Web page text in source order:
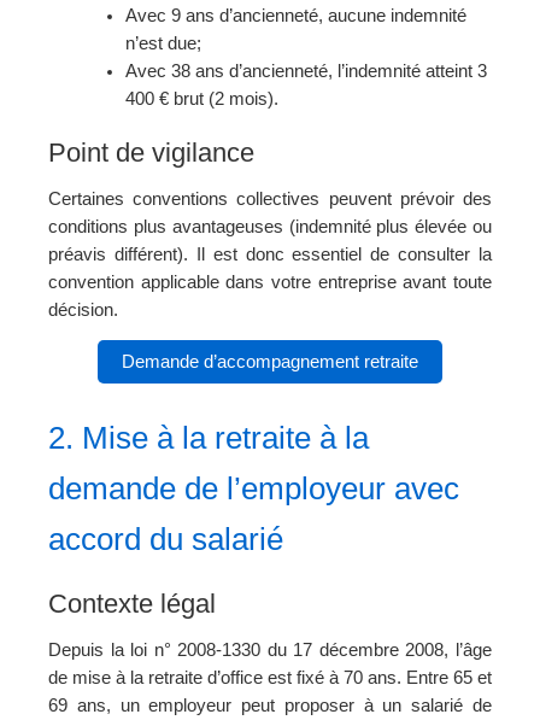
Avec 9 ans d’ancienneté, aucune indemnité
n’est due;
Avec 38 ans d’ancienneté, l’indemnité atteint 3
400 € brut (2 mois).
Point de vigilance
Certaines conventions collectives peuvent prévoir des
conditions plus avantageuses (indemnité plus élevée ou
préavis différent). Il est donc essentiel de consulter la
convention applicable dans votre entreprise avant toute
décision.
Demande d’accompagnement retraite
2. Mise à la retraite à la
demande de l’employeur avec
accord du salarié
Contexte légal
Depuis la loi n° 2008-1330 du 17 décembre 2008, l’âge
de mise à la retraite d’office est fixé à 70 ans. Entre 65 et
69 ans, un employeur peut proposer à un salarié de